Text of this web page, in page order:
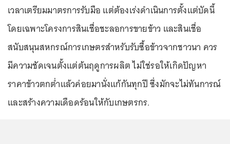
เวลาเตรียมมาตรการรับมือ แต่ต้องเร่งดำเนินการตั้งแต่บัดนี้
โดยเฉพาะโครงการสินเชื่อชะลอการขายข้าว และสินเชื่อ
สนับสนุนสหกรณ์การเกษตรสำหรับรับซื้อข้าวจากชาวนา ควร
มีความชัดเจนตั้งแต่ต้นฤดูการผลิต ไม่ใช่รอให้เกิดปัญหา
ราคาข้าวตกต่ำแล้วค่อยมานั่งแก้กันทุกปี ซึ่งมักจะไม่ทันการณ์
และสร้างความเดือดร้อนให้กับเกษตรกร.